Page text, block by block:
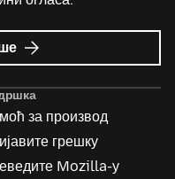
о
Mozilla
за производ
грешку
Mozilla-у